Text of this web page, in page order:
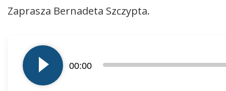
Zaprasza Bernadeta Szczypta.
plików
dźwiękowych
00:00